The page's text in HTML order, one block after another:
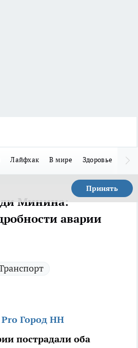
Лайфхак В мире Здоровье
Принять
Минина:
аварии
Город НН
пострадали оба